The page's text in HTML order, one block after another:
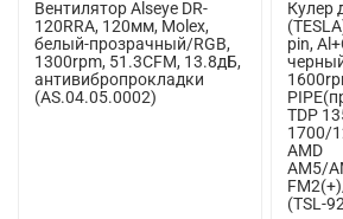
Вентилятор Alseye DR-
120RRA, 120мм, Molex,
белый-прозрачный/RGB,
1300rpm, 51.3CFM, 13.8дБ,
антивибропрокладки
(AS.04.05.0002)
Кулер
pin,
TDP
1700/
AMD
AM5/
(TSL-